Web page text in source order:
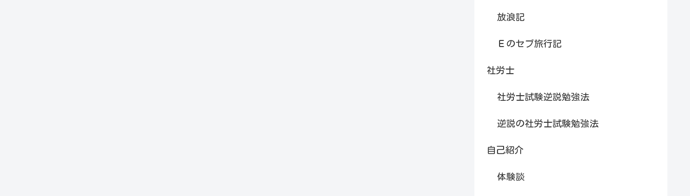
放浪記
Ｅのセブ旅行記
社労士
社労士試験逆説勉強法
逆説の社労士試験勉強法
自己紹介
体験談